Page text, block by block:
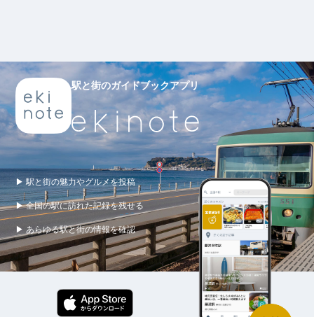
駅と街のガイドブックアプリ
▶ 駅と街の魅力やグルメを投稿
▶ 全国の駅に訪れた記録を残せる
▶ あらゆる駅と街の情報を確認